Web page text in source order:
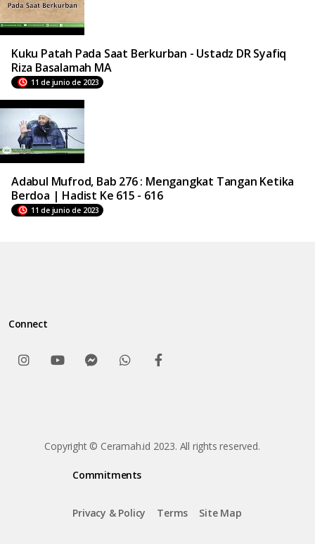
Kuku Patah Pada Saat Berkurban - Ustadz DR Syafiq
Riza Basalamah MA
11 de junio de 2023
Adabul Mufrod, Bab 276 : Mengangkat Tangan Ketika
Berdoa | Hadist Ke 615 - 616
11 de junio de 2023
Connect
Copyright © Ceramah.id 2023. All rights reserved.
Commitments
Privacy & Policy Terms Site Map